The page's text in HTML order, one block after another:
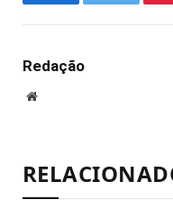
FacebookTwitter
Redação
Site